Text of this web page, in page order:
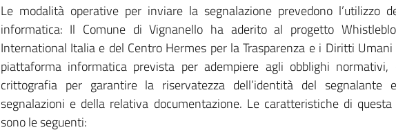
Le modalità operative per inviare la segnalazione prevedono l’utilizzo
informatica: Il Comune di Vignanello ha aderito al progetto
International Italia e del Centro Hermes per la Trasparenza e i Diritti
piattaforma informatica prevista per adempiere agli obblighi
crittografia per garantire la riservatezza dell’identità del
segnalazioni e della relativa documentazione. Le caratteristiche di
sono le seguenti: